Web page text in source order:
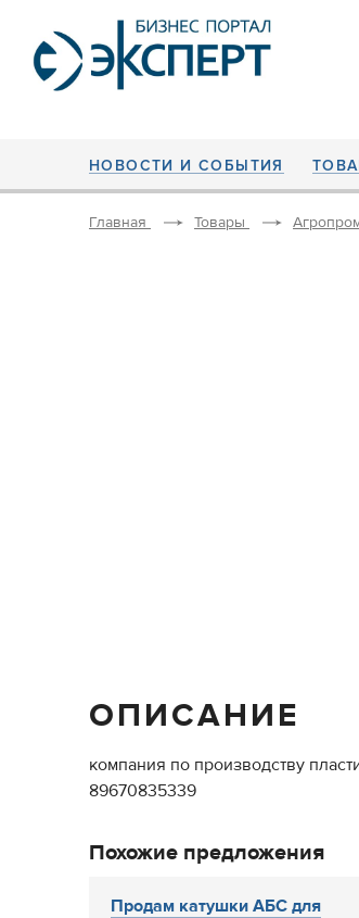
НОВОСТИ И СОБЫТИЯ
Главная Товары
ОПИСАНИЕ
компания по производству
89670835339
Похожие предложения
Продам катушки АБС для